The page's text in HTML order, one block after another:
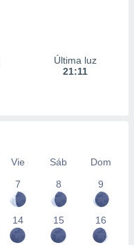
Última luz
21:11
Vie Sáb
Dom
7
8 9
14 15 16